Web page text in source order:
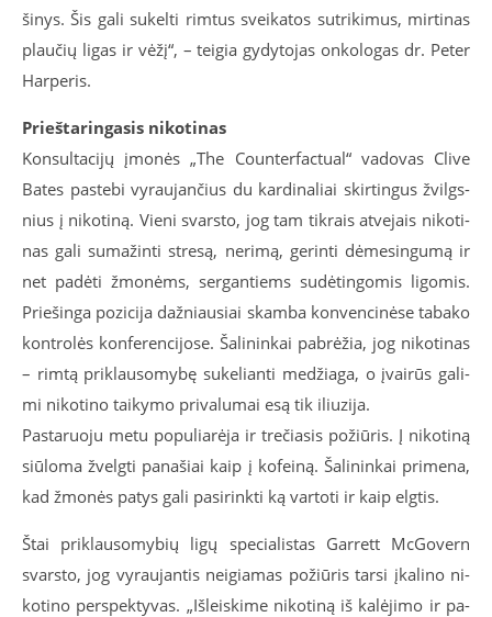
ši­nys. Šis ga­li su­kel­ti rim­tus svei­ka­tos su­tri­ki­mus, mir­ti­nas
plau­čių li­gas ir vė­žį“, – tei­gia gy­dy­to­jas on­ko­lo­gas dr. Pe­ter
Har­pe­ris.
Prieš­ta­rin­ga­sis ni­ko­ti­nas
Kon­sul­ta­ci­jų įmo­nės „The Coun­ter­fac­tu­al“ va­do­vas Cli­ve
Ba­tes pa­ste­bi vy­rau­jan­čius du kar­di­na­liai skir­tin­gus žvilgs­
nius į ni­ko­ti­ną. Vie­ni svars­to, jog tam tik­rais at­ve­jais ni­ko­ti­
nas ga­li su­ma­žin­ti stre­są, ne­ri­mą, ge­rin­ti dė­me­sin­gu­mą ir
net pa­dė­ti žmo­nėms, ser­gan­tiems su­dė­tin­go­mis li­go­mis.
Prie­šin­ga po­zi­ci­ja daž­niau­siai skam­ba kon­ven­ci­nė­se ta­ba­ko
kon­tro­lės kon­fe­ren­ci­jo­se. Ša­li­nin­kai pa­brė­žia, jog ni­ko­ti­nas
– rim­tą pri­klau­so­my­bę su­ke­lian­ti me­džia­ga, o įvai­rūs ga­li­
mi ni­ko­ti­no tai­ky­mo pri­va­lu­mai esą tik iliu­zi­ja.
Pas­ta­ruo­ju me­tu po­pu­lia­rė­ja ir tre­čia­sis po­žiū­ris. Į ni­ko­ti­ną
siū­lo­ma žvelg­ti pa­na­šiai kaip į ko­fei­ną. Ša­li­nin­kai pri­me­na,
kad žmo­nės pa­tys ga­li pa­si­rink­ti ką var­to­ti ir kaip elg­tis.
Štai pri­klau­so­my­bių li­gų spe­cia­lis­tas Gar­rett McGovern
svars­to, jog vy­rau­jan­tis nei­gia­mas po­žiū­ris tar­si įka­li­no ni­
ko­ti­no per­spek­ty­vas. „Iš­leis­ki­me ni­ko­ti­ną iš ka­lė­ji­mo ir pa­